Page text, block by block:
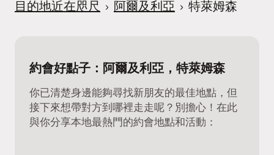
目的地近在咫尺 › 阿爾及利亞 › 特萊姆森
約會好點子：阿爾及利亞，特萊姆森
你已清楚身邊能夠尋找新朋友的最佳地點，但
接下來想帶對方到哪裡走走呢？別擔心！在此
與你分享本地最熱門的約會地點和活動：